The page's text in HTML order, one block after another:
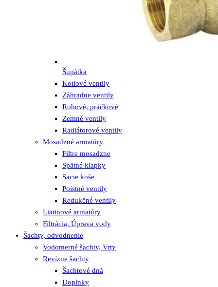
Šupátka
Kotlové ventily
Záhradne ventily
Rohové, práčkové
Zemné ventily
Radiátorové ventily
Mosadzné armatúry
Filtre mosadzne
Spätné klapky
Sacie koše
Poistné ventily
Redukčné ventily
Liatinové armatúry
Filtrácia, Úprava vody
Šachty, odvodnenie
Vodomerné šachty, Vrty
Revízne šachty
Šachtové dná
Doplnky